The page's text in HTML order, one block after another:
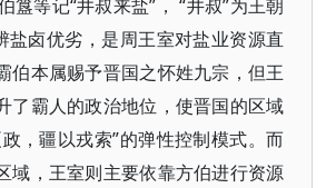
簋等记“井叔来盐”， “井叔”为王朝
盐卤优劣，是周王室对盐业资源直
伯本属赐予晋国之怀姓九宗，但王
了霸人的政治地位，使晋国的区域
，疆以戎索”的弹性控制模式。而
域，王室则主要依靠方伯进行资源